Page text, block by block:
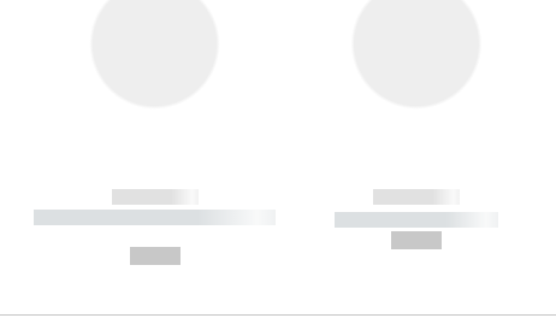
------------
----------- ----------- ----------
------------
----------- -----------